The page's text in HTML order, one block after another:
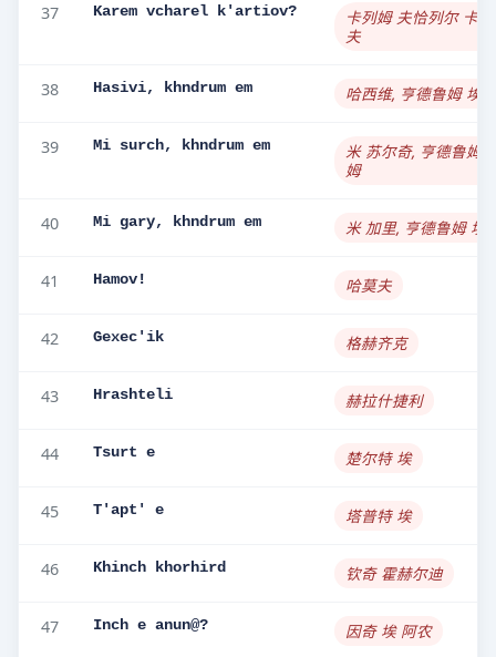
37 Karem vcharel k'artiov?
卡列姆 夫恰列尔 卡
夫
38 Hasivi, khndrum em 哈西维, 亨德鲁姆 埃姆
39 Mi surch, khndrum em
米 苏尔奇, 亨德鲁姆
姆
40 Mi gary, khndrum em 米 加里, 亨德鲁姆 埃
41 Hamov! 哈莫夫
42 Gexec'ik 格赫齐克
43 Hrashteli 赫拉什捷利
44 Tsurt e 楚尔特 埃
45 T'apt' e 塔普特 埃
46 Khinch khorhird 钦奇 霍赫尔迪
47 Inch e anun@? 因奇 埃 阿农